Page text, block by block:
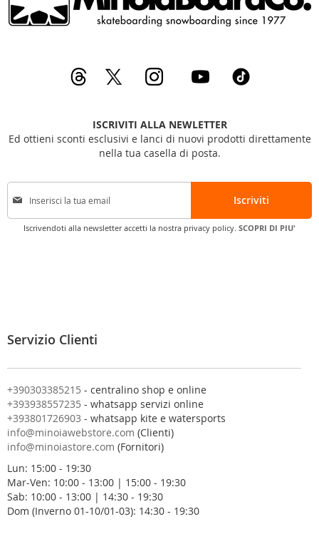
ISCRIVITI ALLA NEWLETTER
Ed ottieni sconti esclusivi e lanci di nuovi prodotti direttamente
nella tua casella di posta.
I
c
l
n
o
s
t
r
a
e
w
s
l
Iscriviti
Iscrivendoti alla newsletter accetti la nostra privacy policy. SCOPRI DI PIU'
Servizio Clienti
+390303385215 - centralino shop e online
+393938557235 - whatsapp servizi online
+393801726903 - whatsapp kite e watersports
info@minoiawebstore.com (Clienti)
info@minoiastore.com (Fornitori)
Lun: 15:00 - 19:30
Mar-Ven: 10:00 - 13:00 | 15:00 - 19:30
Sab: 10:00 - 13:00 | 14:30 - 19:30
Dom (Inverno 01-10/01-03): 14:30 - 19:30